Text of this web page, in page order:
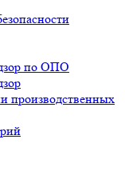
по ОПО
производственных